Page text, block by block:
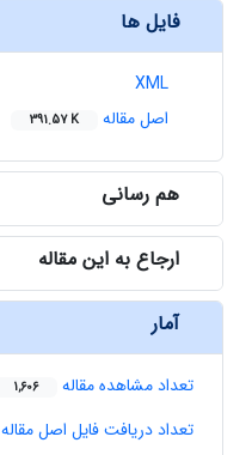
فایل ها
XML
اصل مقاله
391.57 K
هم رسانی
ارجاع به این مقاله
آمار
تعداد مشاهده مقاله 1,606
تعداد دریافت فایل اصل مقاله